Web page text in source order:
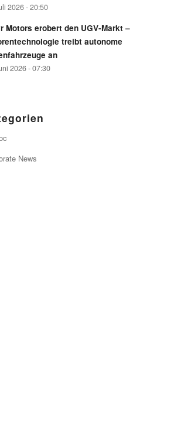
2026 - 20:50
Motors erobert den UGV-Markt –
treibt autonome
an
2026 - 07:30
News